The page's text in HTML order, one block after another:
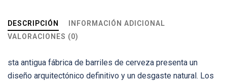
DESCRIPCIÓN
INFORMACIÓN ADICIONAL
VALORACIONES (0)
sta antigua fábrica de barriles de cerveza presenta un
diseño arquitectónico definitivo y un desgaste natural. Los